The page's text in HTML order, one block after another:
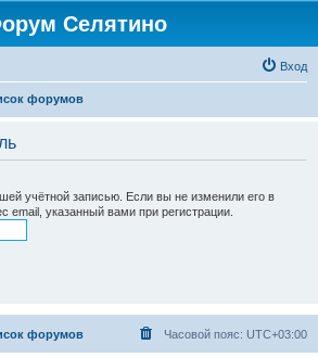
Селятино
Вход
форумов
учётной записью. Если вы не изменили его в
email, указанный вами при регистрации.
форумов Часовой пояс: UTC+03:00